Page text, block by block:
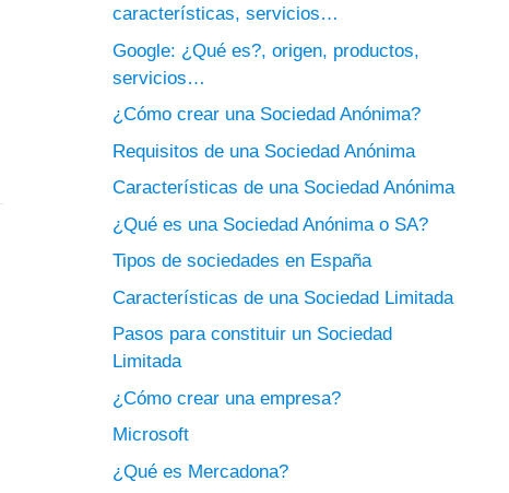
características, servicios…
Google: ¿Qué es?, origen, productos,
servicios…
¿Cómo crear una Sociedad Anónima?
Requisitos de una Sociedad Anónima
Características de una Sociedad Anónima
¿Qué es una Sociedad Anónima o SA?
Tipos de sociedades en España
Características de una Sociedad Limitada
Pasos para constituir un Sociedad
Limitada
¿Cómo crear una empresa?
Microsoft
¿Qué es Mercadona?